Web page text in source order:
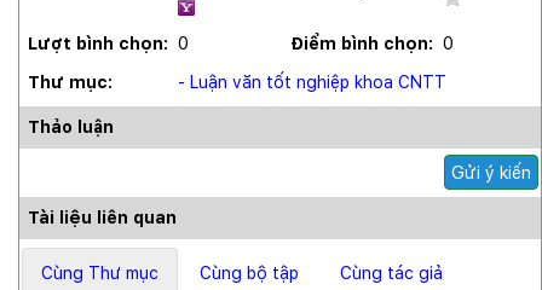
Lượt bình chọn: 0 Điểm bình chọn: 0
Thư mục:
- Luận văn tốt nghiệp khoa CNTT
Thảo luận
Gửi ý kiến
Tài liệu liên quan
Cùng Thư mục Cùng bộ tập Cùng tác giả